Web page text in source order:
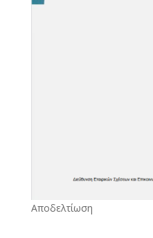
Αποδελτίωση